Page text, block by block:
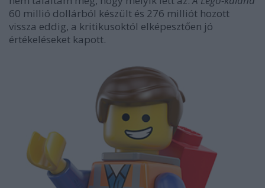
60 millió dollárból készült és 276 milliót hozott
vissza eddig, a kritikusoktól elképesztően jó
értékeléseket kapott.